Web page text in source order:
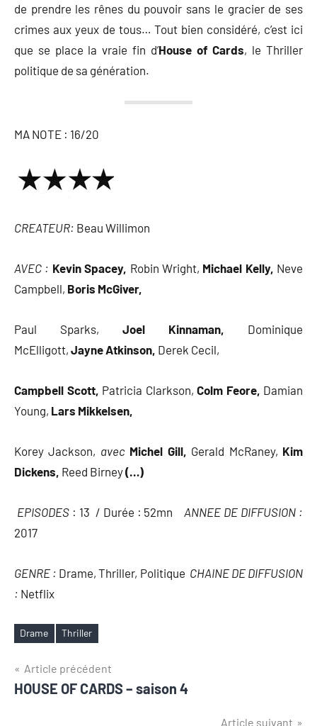
de prendre les rênes du pouvoir sans le gracier de ses
crimes aux yeux de tous… Tout bien considéré, c’est ici
que se place la vraie fin d’House of Cards, le Thriller
politique de sa génération.
MA NOTE : 16/20
CREATEUR: Beau Willimon
AVEC : Kevin Spacey, Robin Wright, Michael Kelly, Neve
Campbell, Boris McGiver,
Paul Sparks, Joel Kinnaman, Dominique
McElligott, Jayne Atkinson, Derek Cecil,
Campbell Scott, Patricia Clarkson, Colm Feore, Damian
Young, Lars Mikkelsen,
Korey Jackson, avec Michel Gill, Gerald McRaney, Kim
Dickens, Reed Birney(…)
EPISODES : 13 / Durée : 52mn ANNEE DE DIFFUSION :
2017
GENRE : Drame, Thriller, Politique CHAINE DE DIFFUSION
: Netflix
Étiquettes
Drame Thriller
Navigation
de
Article précédent
HOUSE OF CARDS – saison 4
Article suivant